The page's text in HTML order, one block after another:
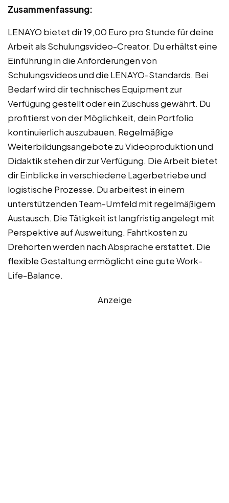
Zusammenfassung:
LENAYO bietet dir 19,00 Euro pro Stunde für deine
Arbeit als Schulungsvideo-Creator. Du erhältst eine
Einführung in die Anforderungen von
Schulungsvideos und die LENAYO-Standards. Bei
Bedarf wird dir technisches Equipment zur
Verfügung gestellt oder ein Zuschuss gewährt. Du
profitierst von der Möglichkeit, dein Portfolio
kontinuierlich auszubauen. Regelmäßige
Weiterbildungsangebote zu Videoproduktion und
Didaktik stehen dir zur Verfügung. Die Arbeit bietet
dir Einblicke in verschiedene Lagerbetriebe und
logistische Prozesse. Du arbeitest in einem
unterstützenden Team-Umfeld mit regelmäßigem
Austausch. Die Tätigkeit ist langfristig angelegt mit
Perspektive auf Ausweitung. Fahrtkosten zu
Drehorten werden nach Absprache erstattet. Die
flexible Gestaltung ermöglicht eine gute Work-
Life-Balance.
Anzeige